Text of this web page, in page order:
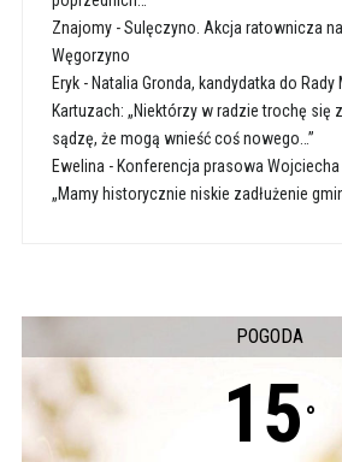
Znajomy-Sulęczyno. Akcja ratownicza
Węgorzyno
Eryk- Natalia Gronda, kandydatka do Rady
Kartuzach: „Niektórzy w radzie trochę się
sądzę, że mogą wnieść coś nowego…”
Ewelina - Konferencja prasowa
„Mamy historycznie niskie zadłużenie
POGODA
15 °